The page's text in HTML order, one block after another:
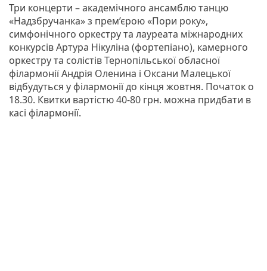
Три концерти – академічного ансамблю танцю
«Надзбручанка» з прем’єрою «Пори року»,
симфонічного оркестру та лауреата міжнародних
конкурсів Артура Нікуліна (фортепіано), камерного
оркестру та солістів Тернопільської обласної
філармонії Андрія Оленина і Оксани Малецької
відбудуться у філармонії до кінця жовтня. Початок о
18.30. Квитки вартістю 40-80 грн. можна придбати в
касі філармонії.